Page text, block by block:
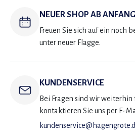
NEUER SHOP AB
Freuen Sie sich auf ein noch
unter neuer Flagge.
KUNDENSERVICE
Bei Fragen sind wir weiterhin
kontaktieren Sie uns per E-